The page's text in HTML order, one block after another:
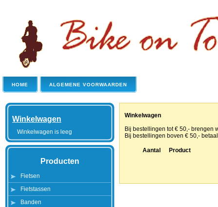
HOME ALGEMENE VOORWAARDEN
Winkelwagen
Winkelwagen is leeg
Producten
Fietsen
Fietstassen
Banden
Winkelwagen
Bij bestellingen tot € 50,- brengen
Bij bestellingen boven € 50,-
Aantal Product